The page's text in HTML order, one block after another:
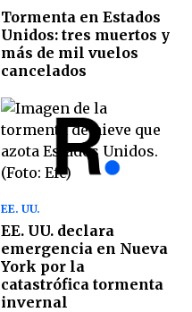
Tormenta en Estados
Unidos: tres muertos y
más de mil vuelos
cancelados
EE. UU.
EE. UU. declara
emergencia en Nueva
York por la
catastrófica tormenta
invernal